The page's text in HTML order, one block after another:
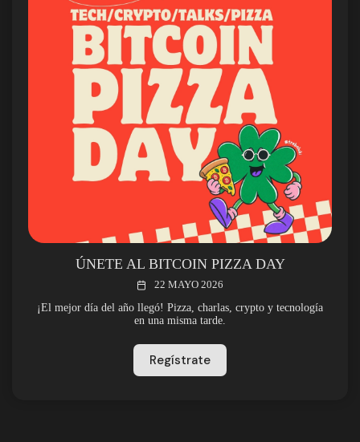
ÚNETE AL BITCOIN PIZZA DAY
22 MAYO 2026
¡El mejor día del año llegó! Pizza, charlas, crypto y tecnología
en una misma tarde.
Regístrate